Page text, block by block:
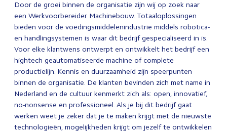
Door de groei binnen de organisatie zijn wij op zoek naar
een Werkvoorbereider Machinebouw. Totaaloplossingen
bieden voor de voedingsmiddelenindustrie middels robotica-
en handlingsystemen is waar dit bedrijf gespecialiseerd in is.
Voor elke klantwens ontwerpt en ontwikkelt het bedrijf een
hightech geautomatiseerde machine of complete
productielijn. Kennis en duurzaamheid zijn speerpunten
binnen de organisatie. De klanten bevinden zich met name in
Nederland en de cultuur kenmerkt zich als: open, innovatief,
no-nonsense en professioneel. Als je bij dit bedrijf gaat
werken weet je zeker dat je te maken krijgt met de nieuwste
technologieën, mogelijkheden krijgt om jezelf te ontwikkelen